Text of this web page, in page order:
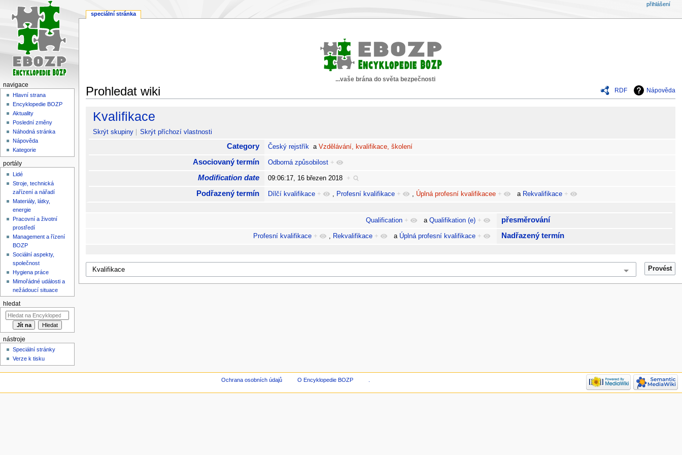
...vaše brána do světa bezpečnosti
RDF
Nápověda
Prohledat wiki
Skočit
navigaci
Skočit
vyhledávání
Kvalifikace
Skrýt skupiny Skrýt příchozí vlastnosti
Category Český rejstřík aVzdělávání, kvalifikace, školení
Asociovaný termín Odborná způsobilost +
Modification date 09:06:17, 16 březen 2018 +
Podřazený termín Dílčí kvalifikace + , Profesní kvalifikace + , Úplná profesní kvalifikacee + a Rekvalifikace +
Qualification + aQualifikation (e) + přesměrování
Profesní kvalifikace + , Rekvalifikace + a Úplná profesní kvalifikace + Nadřazený termín
speciální stránka
přihlášení
navigace
Hlavní strana
Encyklopedie BOZP
Aktuality
Poslední změny
Náhodná stránka
Nápověda
Kategorie
portály
Lidé
Stroje, technická
zařízení a nářadí
Materiály, látky,
energie
Pracovní a životní
prostředí
Management a řízení
BOZP
Sociální aspekty,
společnost
Hygiena práce
Mimořádné události a
nežádoucí situace
hledat
nástroje
Speciální stránky
Verze k tisku
Ochrana osobních údajů O Encyklopedie BOZP